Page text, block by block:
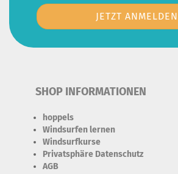
SHOP INFORMATIONEN
hoppels
Windsurfen lernen
Windsurfkurse
Privatsphäre Datenschutz
AGB